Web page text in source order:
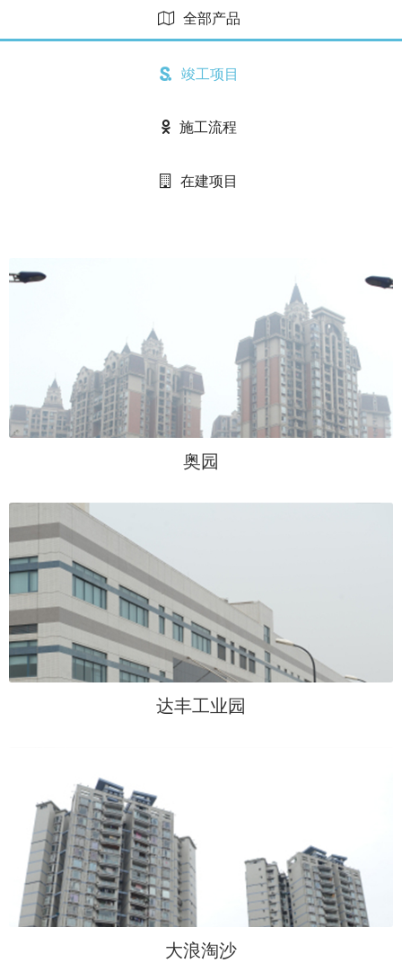
全部产品
竣工项目
施工流程
在建项目
奥园
达丰工业园
大浪淘沙